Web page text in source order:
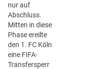
nur auf
Abschluss.
Mitten in diese
Phase ereilte
den 1. FC Köln
eine FIFA-
Transfersperr